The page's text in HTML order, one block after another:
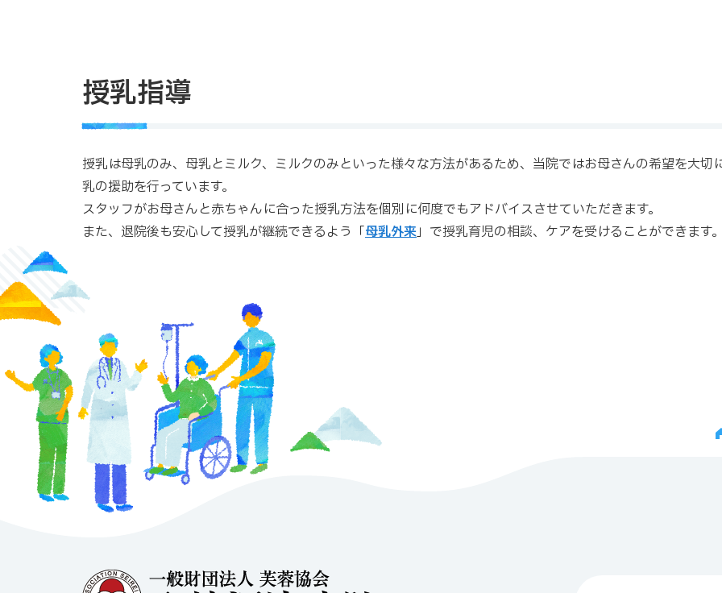
授乳指導
授乳は母乳のみ、母乳とミルク、ミルクのみといった様々な方法があるため、当院ではお母さんの希望を大切
乳の援助を行っています。
スタッフがお母さんと赤ちゃんに合った授乳方法を個別に何度でもアドバイスさせていただきます。
また、退院後も安心して授乳が継続できるよう「母乳外来」で授乳育児の相談、ケアを受けることができます